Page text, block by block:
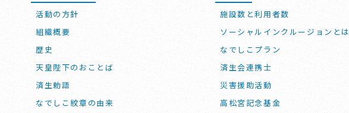
活動の方針
組織概要
歴史
天皇陛下のおことば
済生勅語
なでしこ紋章の由来
施設数と利用者数
ソーシャルインクルージョンとは
なでしこプラン
済生会連携士
災害援助活動
高松宮記念基金